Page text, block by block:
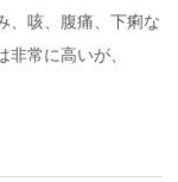
、咳、腹痛、下痢な
常に高いが、